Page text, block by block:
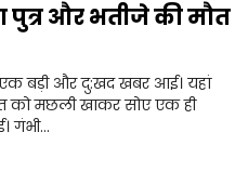
पुत्र और भतीजे की मौत
बड़ी और दु:खद खबर आई। यहां
को मछली खाकर सोए एक ही
गंभी...